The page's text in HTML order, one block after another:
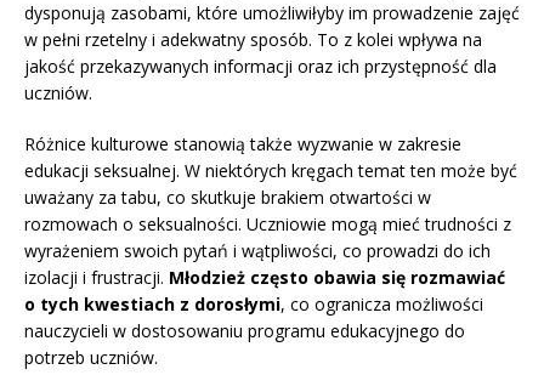
dysponują zasobami, które umożliwiłyby im prowadzenie zajęć
w pełni rzetelny i adekwatny sposób. To z kolei wpływa na
jakość przekazywanych informacji oraz ich przystępność dla
uczniów.
Różnice kulturowe stanowią także wyzwanie w zakresie
edukacji seksualnej. W niektórych kręgach temat ten może być
uważany za tabu, co skutkuje brakiem otwartości w
rozmowach o seksualności. Uczniowie mogą mieć trudności z
wyrażeniem swoich pytań i wątpliwości, co prowadzi do ich
izolacji i frustracji. Młodzież często obawia się rozmawiać
o tych kwestiach z dorosłymi, co ogranicza możliwości
nauczycieli w dostosowaniu programu edukacyjnego do
potrzeb uczniów.